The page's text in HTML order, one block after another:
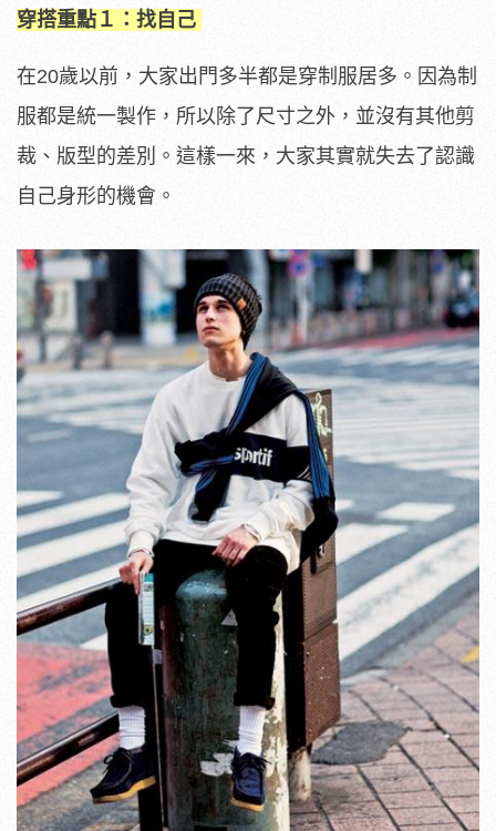
穿搭重點１：找自己
在20歲以前，大家出門多半都是穿制服居多。因為制
服都是統一製作，所以除了尺寸之外，並沒有其他剪
裁、版型的差別。這樣一來，大家其實就失去了認識
自己身形的機會。